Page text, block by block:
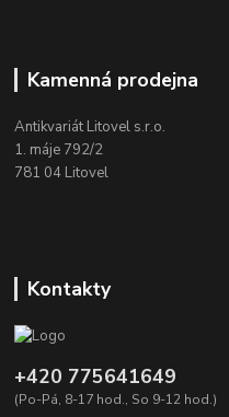
Kamenná prodejna
Antikvariát Litovel s.r.o.
1. máje 792/2
781 04 Litovel
Kontakty
+420 775641649
(Po-Pá, 8-17 hod., So 9-12 hod.)